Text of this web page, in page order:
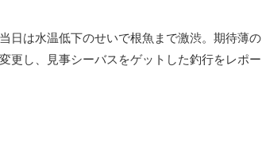
日は水温低下のせいで根魚まで激渋。期待薄の
更し、見事シーバスをゲットした釣行をレポー